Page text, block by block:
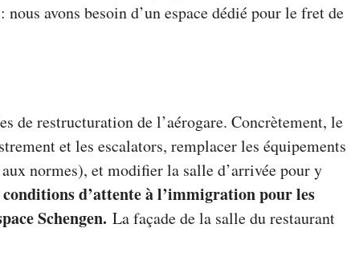
avons besoin d’un espace dédié pour le fret de
de restructuration de l’aérogare. Concrètement, le
et les escalators, remplacer les équipements
normes), et modifier la salle d’arrivée pour y
d’attente à l’immigration pour les
Schengen. La façade de la salle du restaurant